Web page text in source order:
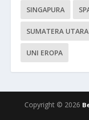
SINGAPURA
SUMATERA UTARA
UNI EROPA
Copyright © 2026